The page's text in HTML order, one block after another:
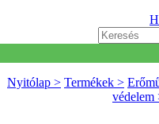
Nyitólap > Termékek >
védelem